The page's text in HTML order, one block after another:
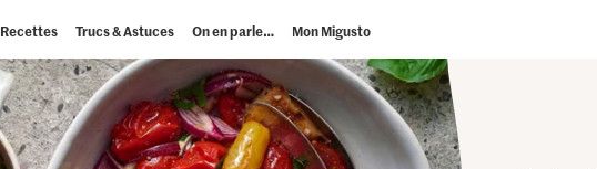
Recettes Trucs & Astuces On en parle… Mon Migusto